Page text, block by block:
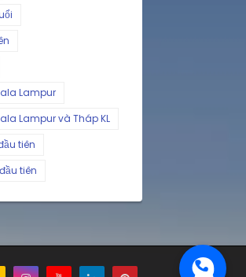
Lampur
Lampur và Tháp KL
tiên
tiên